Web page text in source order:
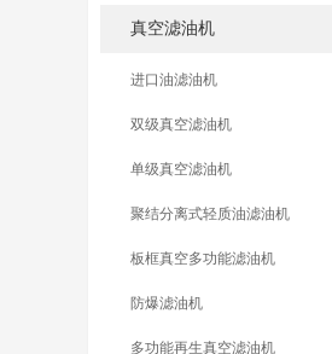
真空滤油机
进口油滤油机
双级真空滤油机
单级真空滤油机
聚结分离式轻质油滤油机
板框真空多功能滤油机
防爆滤油机
多功能再生真空滤油机